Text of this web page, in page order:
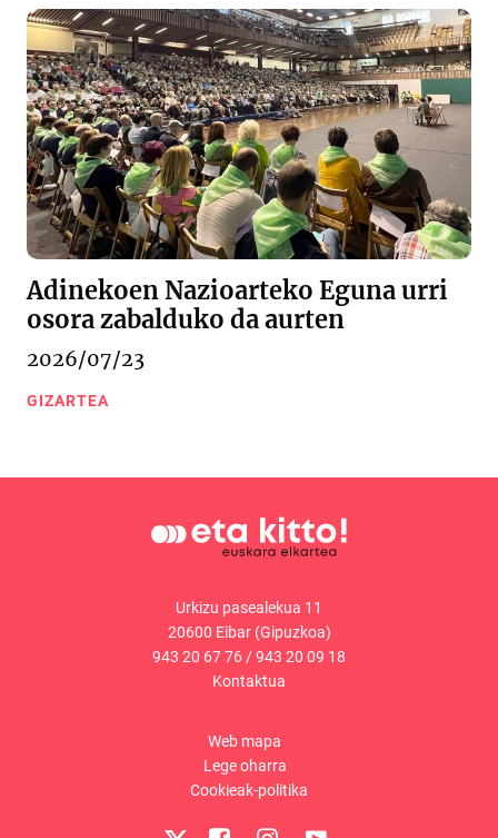
Adinekoen Nazioarteko Eguna urri
osora zabalduko da aurten
2026/07/23
GIZARTEA
Urkizu pasealekua 11
20600 Eibar (Gipuzkoa)
943 20 67 76/943 20 09 18
Kontaktua
Web mapa
Lege oharra
Cookieak-politika